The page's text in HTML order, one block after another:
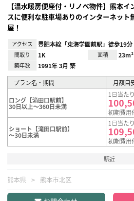
【温水暖房便座付・リノベ物件】熊本
スに便利な駐車場ありのインターネット
屋！
アクセス 豊肥本線「東海学園前駅」徒歩19分
間取り 1K 面積 23m²
築年数 1991年 3月 築
プラン名・期間 月額目
ロング【滝田口駅前】
30日以上～360日未満
1日当た
初期費用
ショート【滝田口駅前】
～30日未満
1日当た
初期費用
駅近
熊本県 熊本市北区